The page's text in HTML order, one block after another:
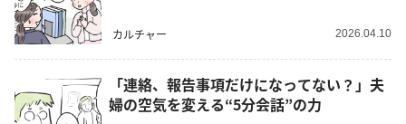
カルチャー 2026.04.10
「連絡、報告事項だけになってない？」夫
婦の空気を変える“5分会話”の力